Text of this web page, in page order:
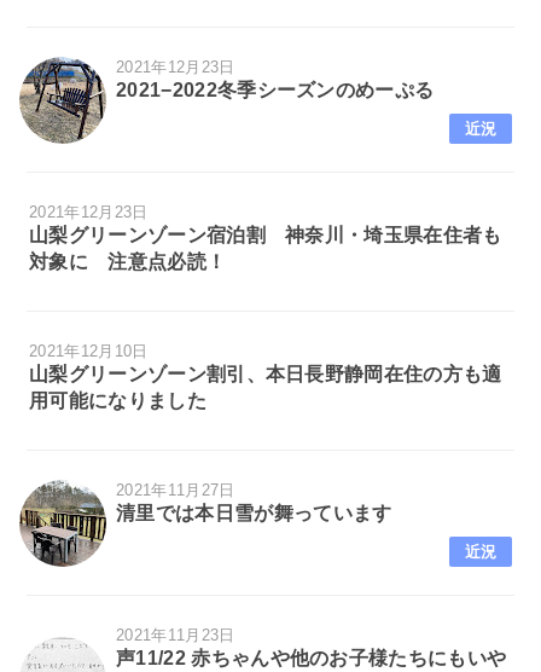
2021年12月23日
2021−2022冬季シーズンのめーぷる
近況
2021年12月23日
山梨グリーンゾーン宿泊割 神奈川・埼玉県在住者も
対象に 注意点必読！
2021年12月10日
山梨グリーンゾーン割引、本日長野静岡在住の方も適
用可能になりました
2021年11月27日
清里では本日雪が舞っています
近況
2021年11月23日
声11/22 赤ちゃんや他のお子様たちにもいや